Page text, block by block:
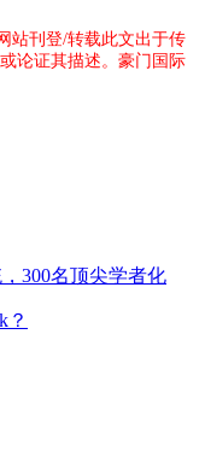
站刊登/转载此文出于传
论证其描述。豪门国际
300名顶尖学者化
？